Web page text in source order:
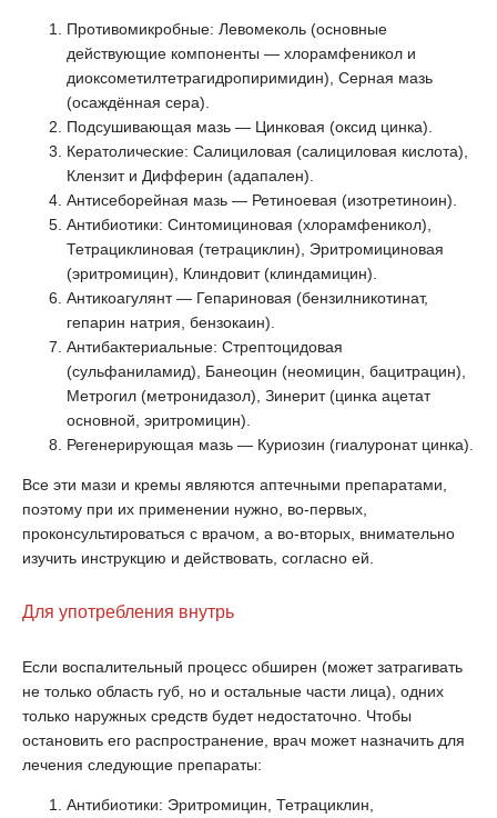
Противомикробные: Левомеколь (основные
действующие компоненты — хлорамфеникол и
диоксометилтетрагидропиримидин), Серная мазь
(осаждённая сера).
Подсушивающая мазь — Цинковая (оксид цинка).
Кератолические: Салициловая (салициловая кислота),
Клензит и Дифферин (адапален).
Антисеборейная мазь — Ретиноевая (изотретиноин).
Антибиотики: Синтомициновая (хлорамфеникол),
Тетрациклиновая (тетрациклин), Эритромициновая
(эритромицин), Клиндовит (клиндамицин).
Антикоагулянт — Гепариновая (бензилникотинат,
гепарин натрия, бензокаин).
Антибактериальные: Стрептоцидовая
(сульфаниламид), Банеоцин (неомицин, бацитрацин),
Метрогил (метронидазол), Зинерит (цинка ацетат
основной, эритромицин).
Регенерирующая мазь — Куриозин (гиалуронат цинка).
Все эти мази и кремы являются аптечными препаратами,
поэтому при их применении нужно, во-первых,
проконсультироваться с врачом, а во-вторых, внимательно
изучить инструкцию и действовать, согласно ей.
Для употребления внутрь
Если воспалительный процесс обширен (может затрагивать
не только область губ, но и остальные части лица), одних
только наружных средств будет недостаточно. Чтобы
остановить его распространение, врач может назначить для
лечения следующие препараты:
Антибиотики: Эритромицин, Тетрациклин,